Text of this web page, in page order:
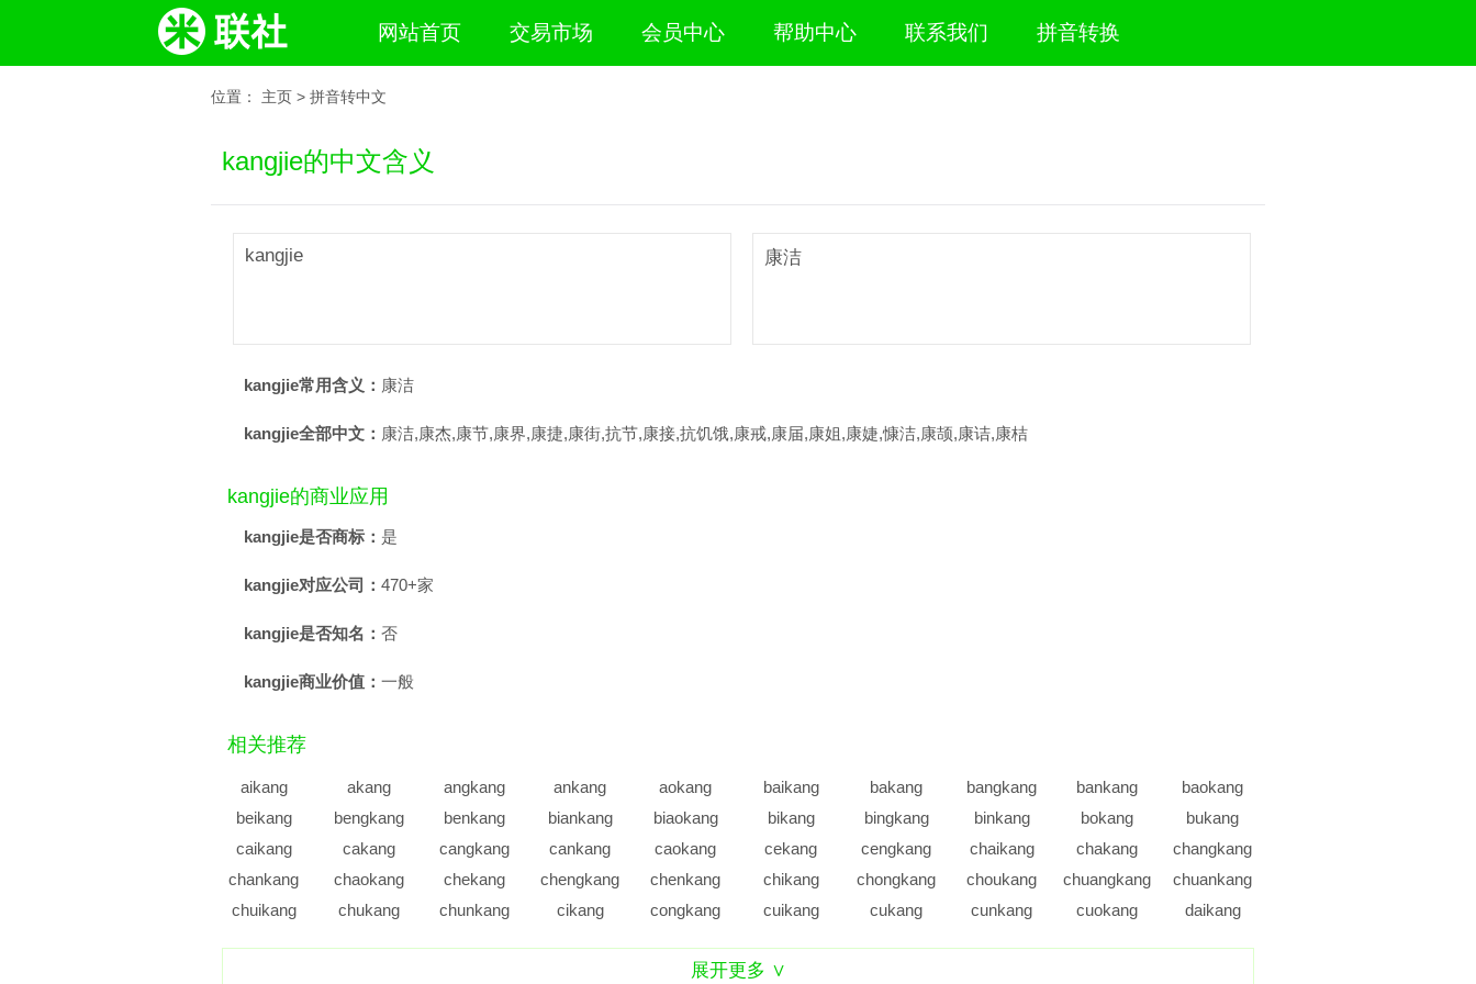
网站首页 交易市场 会员中心 帮助中心 联系我们 拼音转换
位置： 主页 > 拼音转中文
kangjie的中文含义
kangjie 康洁
kangjie常用含义： 康洁
kangjie全部中文： 康洁,康杰,康节,康界,康捷,康街,抗节,康接,抗饥饿,康戒,康届,康姐,康婕,慷洁,康颉,康诘,康桔
kangjie的商业应用
kangjie是否商标： 是
kangjie对应公司： 470+家
kangjie是否知名： 否
kangjie商业价值： 一般
相关推荐
aikang akang angkang ankang aokang baikang bakang bangkang bankang
baokang
beikang
bengkang benkang biankang biaokang bikang bingkang binkang bokang
bukang
caikang
cakang cangkang cankang caokang cekang cengkang chaikang chakang
changkang
chankang
chaokang chekang chengkang chenkang chikang chongkang choukang chuangkang
chuankang
chuikang
chukang chunkang cikang congkang cuikang cukang cunkang cuokang
daikang
duikang dukang
展开更多 ∨